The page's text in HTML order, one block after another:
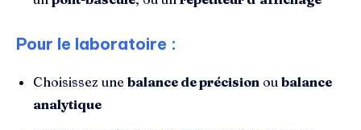
Pour le laboratoire :
Choisissez une balance de précision ou balance
analytique